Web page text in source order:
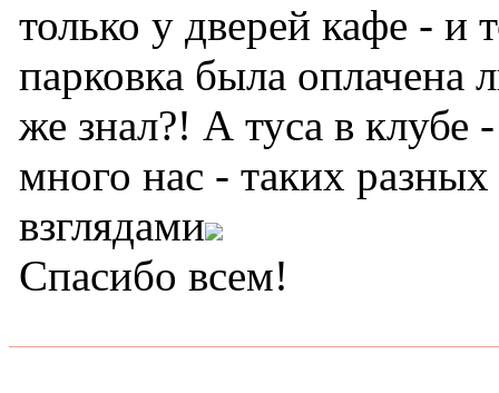
только у дверей кафе - и
парковка была оплачена
же знал?! А туса в
много нас - таких
взглядами
Спасибо всем!